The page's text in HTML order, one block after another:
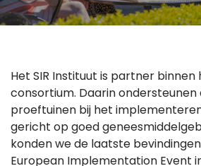
Het SIR Instituut is partner
consortium. Daarin ondersteunen
proeftuinen bij het
gericht op goed
konden we de laatste
European Implementation Event